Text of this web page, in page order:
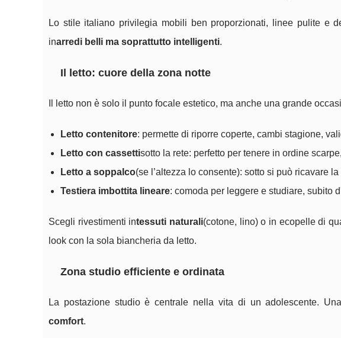
Lo stile italiano privilegia mobili ben proporzionati, linee pulite e
inarredi belli ma soprattutto intelligenti.
Il letto: cuore della zona notte
Il letto non è solo il punto focale estetico, ma anche una grande
Letto contenitore: permette di riporre coperte, cambi stagione,
Letto con cassettisotto la rete: perfetto per tenere in ordine
Letto a soppalco(se l’altezza lo consente): sotto si può ricavare
Testiera imbottita lineare: comoda per leggere e studiare, subito
Scegli rivestimenti intessuti naturali(cotone, lino) o in ecopelle di
look con la sola biancheria da letto.
Zona studio efficiente e ordinata
La postazione studio è centrale nella vita di un adolescente.
comfort.